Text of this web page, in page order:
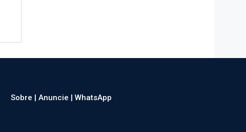
Sobre |Anuncie |WhatsApp